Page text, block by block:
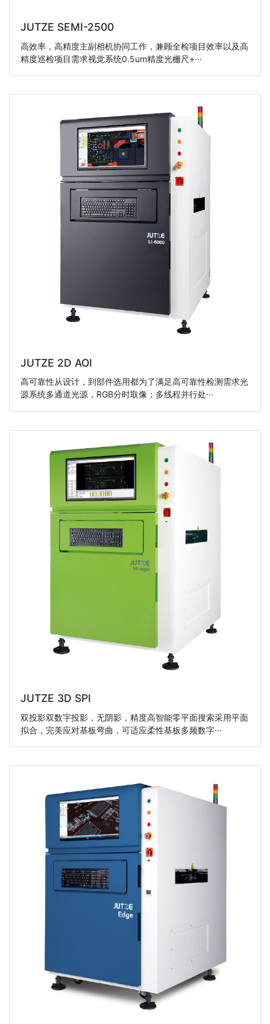
JUTZE SEMI-2500
高效率，高精度主副相机协同工作，兼顾全检项目效率以及高
精度巡检项目需求视觉系统0.5um精度光栅尺+···
JUTZE 2D AOI
高可靠性从设计，到部件选用都为了满足高可靠性检测需求光
源系统多通道光源，RGB分时取像；多线程并行处···
JUTZE 3D SPI
双投影双数字投影，无阴影，精度高智能零平面搜索采用平面
拟合，完美应对基板弯曲，可适应柔性基板多频数字···